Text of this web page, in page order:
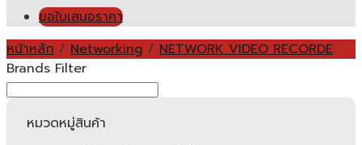
ขอใบเสนอราคา
หน้าหลัก / Networking / NETWORK VIDEO RECORDE
Brands Filter
หมวดหมู่สินค้า